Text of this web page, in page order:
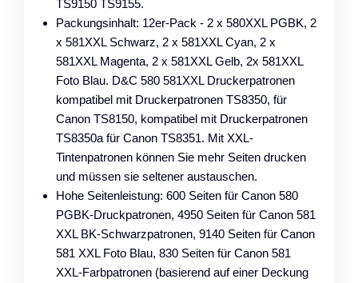
TS9150 TS9155.
Packungsinhalt: 12er-Pack - 2 x 580XXL PGBK, 2
x 581XXL Schwarz, 2 x 581XXL Cyan, 2 x
581XXL Magenta, 2 x 581XXL Gelb, 2x 581XXL
Foto Blau. D&C 580 581XXL Druckerpatronen
kompatibel mit Druckerpatronen TS8350, für
Canon TS8150, kompatibel mit Druckerpatronen
TS8350a für Canon TS8351. Mit XXL-
Tintenpatronen können Sie mehr Seiten drucken
und müssen sie seltener austauschen.
Hohe Seitenleistung: 600 Seiten für Canon 580
PGBK-Druckpatronen, 4950 Seiten für Canon 581
XXL BK-Schwarzpatronen, 9140 Seiten für Canon
581 XXL Foto Blau, 830 Seiten für Canon 581
XXL-Farbpatronen (basierend auf einer Deckung